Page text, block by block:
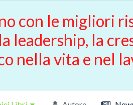
con le migliori
leadership, la
nella vita e nel